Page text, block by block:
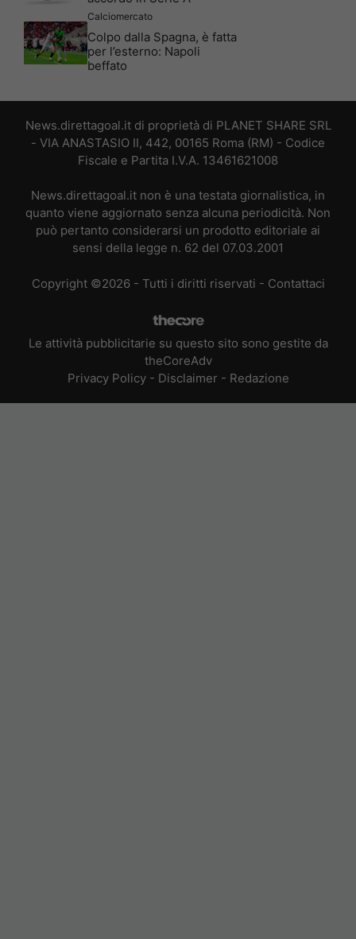
Calciomercato
Colpo dalla Spagna, è fatta
per l’esterno: Napoli
beffato
News.direttagoal.it di proprietà di PLANET SHARE SRL
- VIA ANASTASIO II, 442, 00165 Roma (RM) - Codice
Fiscale e Partita I.V.A. 13461621008
News.direttagoal.it non è una testata giornalistica, in
quanto viene aggiornato senza alcuna periodicità. Non
può pertanto considerarsi un prodotto editoriale ai
sensi della legge n. 62 del 07.03.2001
Copyright ©2026 - Tutti i diritti riservati - Contattaci
Le attività pubblicitarie su questo sito sono gestite da
theCoreAdv
Privacy Policy- Disclaimer - Redazione